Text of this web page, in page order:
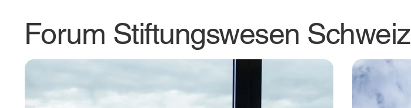
Forum Stiftungswesen Schweiz